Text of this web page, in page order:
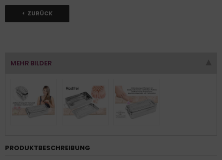
ZURÜCK
MEHR BILDER
PRODUKTBESCHREIBUNG